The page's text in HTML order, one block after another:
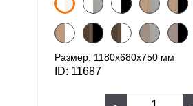
Размер: 1180х680х750 мм
ID: 11687